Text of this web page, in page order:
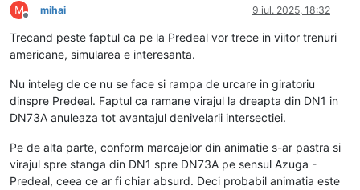
M
Deconectat
mihai 9 iul. 2025, 18:32
Trecand peste faptul ca pe la Predeal vor trece in viitor trenuri
americane, simularea e interesanta.
Nu inteleg de ce nu se face si rampa de urcare in giratoriu
dinspre Predeal. Faptul ca ramane virajul la dreapta din DN1 in
DN73A anuleaza tot avantajul denivelarii intersectiei.
Pe de alta parte, conform marcajelor din animatie s-ar pastra si
virajul spre stanga din DN1 spre DN73A pe sensul Azuga -
Predeal, ceea ce ar fi chiar absurd. Deci probabil animatia este